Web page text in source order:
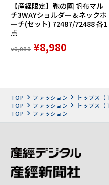
【産経限定】鞄の國 帆布マル
チ3WAYショルダー＆ネックポ
ーチ(セット) 72487/72488 各1
点
¥9,980 ¥8,980
TOP ファッション トップス（
TOP
ファッション
トップス（
TOP
ファッション